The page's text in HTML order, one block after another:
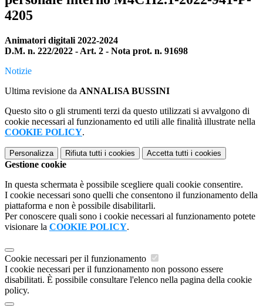
4205
Animatori digitali 2022-2024
D.M. n. 222/2022 - Art. 2 - Nota prot. n. 91698
Notizie
Ultima revisione da ANNALISA BUSSINI
Questo sito o gli strumenti terzi da questo utilizzati si avvalgono di
cookie necessari al funzionamento ed utili alle finalità illustrate nella
COOKIE POLICY.
Personalizza Rifiuta tutti i cookies Accetta tutti i cookies
Gestione cookie
In questa schermata è possibile scegliere quali cookie consentire.
I cookie necessari sono quelli che consentono il funzionamento della
piattaforma e non è possibile disabilitarli.
Per conoscere quali sono i cookie necessari al funzionamento potete
visionare la COOKIE POLICY.
Cookie necessari per il funzionamento
I cookie necessari per il funzionamento non possono essere
disabilitati. È possibile consultare l'elenco nella pagina della cookie
policy.